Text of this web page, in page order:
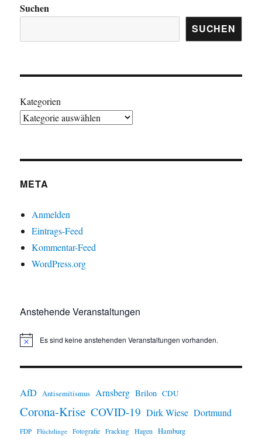
Suchen
SUCHEN
Kategorien
META
Anmelden
Eintrags-Feed
Kommentar-Feed
WordPress.org
Anstehende Veranstaltungen
H
w
s
Es sind keine anstehenden Veranstaltungen vorhanden.
AfD Antisemitismus Arnsberg Brilon CDU
Corona-Krise COVID-19 Dirk Wiese Dortmund
FDP Flüchtlinge Fotografie Fracking Hagen Hamburg